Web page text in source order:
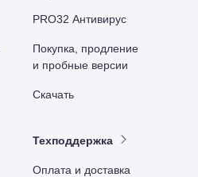
PRO32 Антивирус
Покупка, продление
и пробные версии
Скачать
Техподдержка
Оплата и доставка